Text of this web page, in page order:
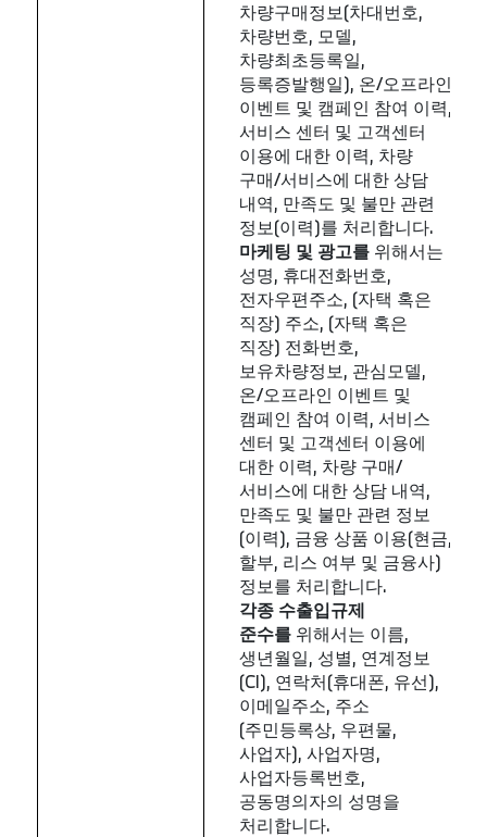
차량구매정보(차대번호,
차량번호, 모델,
차량최초등록일,
등록증발행일), 온/오프라인
이벤트 및 캠페인 참여 이력,
서비스 센터 및 고객센터
이용에 대한 이력, 차량
구매/서비스에 대한 상담
내역, 만족도 및 불만 관련
정보(이력)를 처리합니다.
마케팅 및 광고를 위해서는
성명, 휴대전화번호,
전자우편주소, (자택 혹은
직장) 주소, (자택 혹은
직장) 전화번호,
보유차량정보, 관심모델,
온/오프라인 이벤트 및
캠페인 참여 이력, 서비스
센터 및 고객센터 이용에
대한 이력, 차량 구매/
서비스에 대한 상담 내역,
만족도 및 불만 관련 정보
(이력), 금융 상품 이용(현금,
할부, 리스 여부 및 금융사)
정보를 처리합니다.
각종 수출입규제
준수를 위해서는 이름,
생년월일, 성별, 연계정보
(CI), 연락처(휴대폰, 유선),
이메일주소, 주소
(주민등록상, 우편물,
사업자), 사업자명,
사업자등록번호,
공동명의자의 성명을
처리합니다.